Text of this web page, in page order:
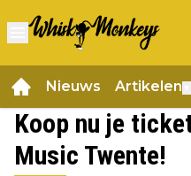
Nieuws Artikelen
Koop nu je
Music Twente!